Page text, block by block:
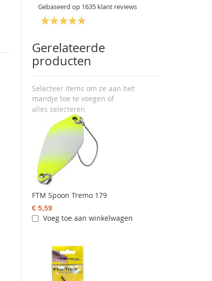
Gebaseerd op 1635 klant reviews
Gerelateerde
producten
Selecteer items om ze aan het
mandje toe te voegen of
alles selecteren
FTM Spoon Tremo 179
€ 5,59
Voeg toe aan winkelwagen